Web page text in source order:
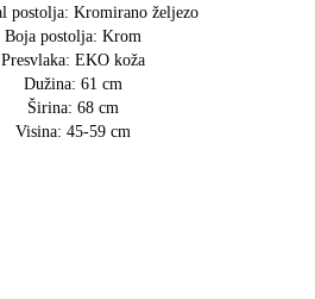
postolja: Kromirano željezo
Boja postolja: Krom
Presvlaka: EKO koža
Dužina: 61 cm
Širina: 68 cm
Visina: 45-59 cm